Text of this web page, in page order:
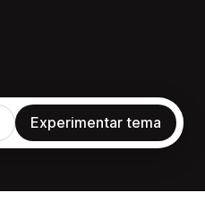
Experimentar tema